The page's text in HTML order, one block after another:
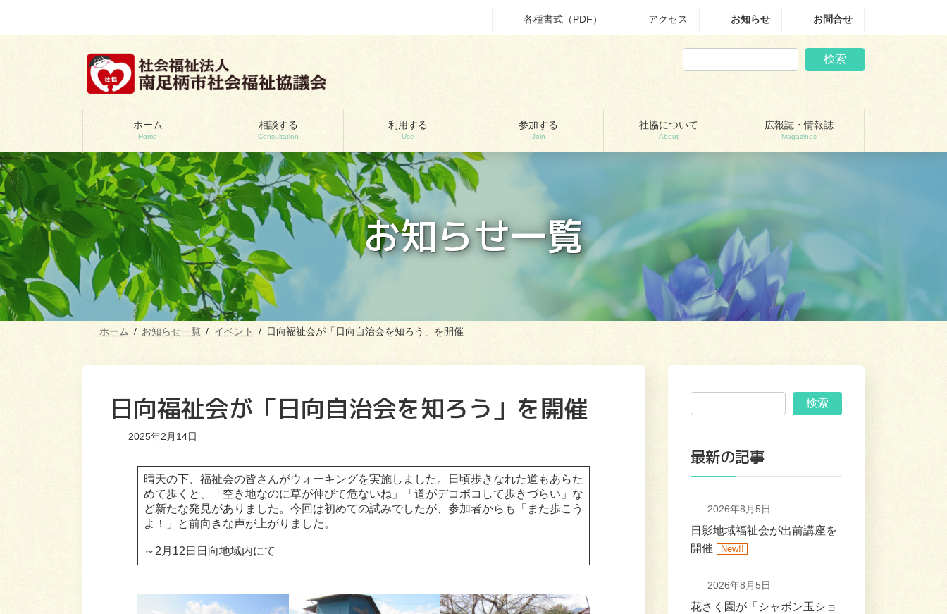
テ
ゲ
各種書式（PDF） アクセス お知らせ お問合せ
検索
ホーム
Home
相談する
Consultation
利用する
Use
参加する
Join
社協について
About
広報誌・情報誌
Magazines
お知らせ一覧
ホーム お知らせ一覧 イベント 日向福祉会が「日向自治会を知ろう」を開催
日向福祉会が「日向自治会を知ろう」を開催
2025年2月14日
晴天の下、福祉会の皆さんがウォーキングを実施しました。日頃歩きなれた道もあらた
めて歩くと、「空き地なのに草が伸びて危ないね」「道がデコボコして歩きづらい」な
ど新たな発見がありました。今回は初めての試みでしたが、参加者からも「また歩こう
よ！」と前向きな声が上がりました。
～2月12日日向地域内にて
検索
最新の記事
2026年8月5日
日影地域福祉会が出前講座を
開催
New!!
2026年8月5日
花さく園が「シャボン玉ショ